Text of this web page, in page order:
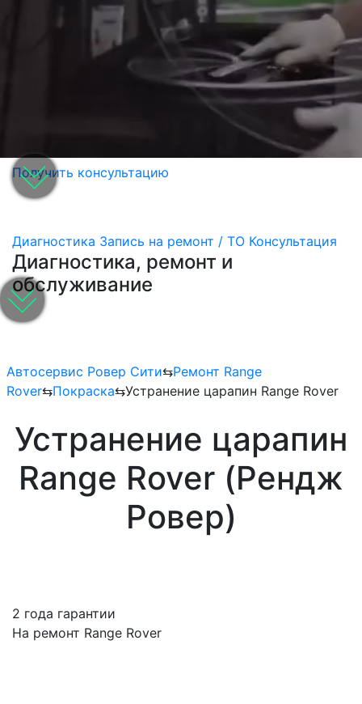
Получить консультацию
Диагностика Запись на ремонт / ТО Консультация
Диагностика, ремонт и
обслуживание
Автосервис Ровер Сити⇆Ремонт Range
Rover⇆Покраска⇆Устранение царапин Range Rover
Устранение царапин
Range Rover (Рендж
Ровер)
2 года гарантии
На ремонт Range Rover